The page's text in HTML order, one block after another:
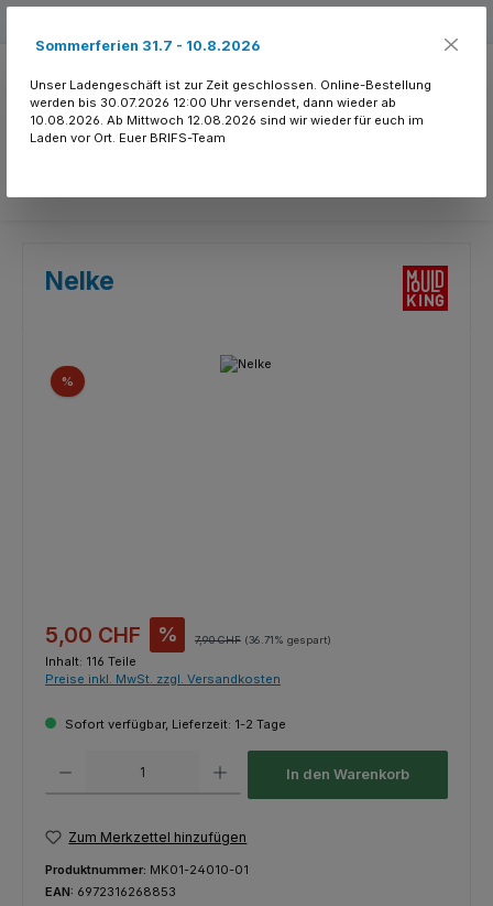
Nelke
% Rabatt
Verkaufspreis:
5,00 CHF % Regulärer Preis:
7,90 CHF (36.71% gespart)
Inhalt: 116 Teile
Preise inkl. MwSt. zzgl. Versandkosten
Sofort verfügbar, Lieferzeit: 1-2 Tage
In den Warenkorb
Zum Merkzettel hinzufügen
Produktnummer: MK01-24010-01
EAN: 6972316268853
Sommerferien 31.7 - 10.8.2026
Unser Ladengeschäft ist zur Zeit geschlossen. Online-Bestellung
werden bis 30.07.2026 12:00 Uhr versendet, dann wieder ab
10.08.2026. Ab Mittwoch 12.08.2026 sind wir wieder für euch im
Laden vor Ort. Euer BRIFS-Team